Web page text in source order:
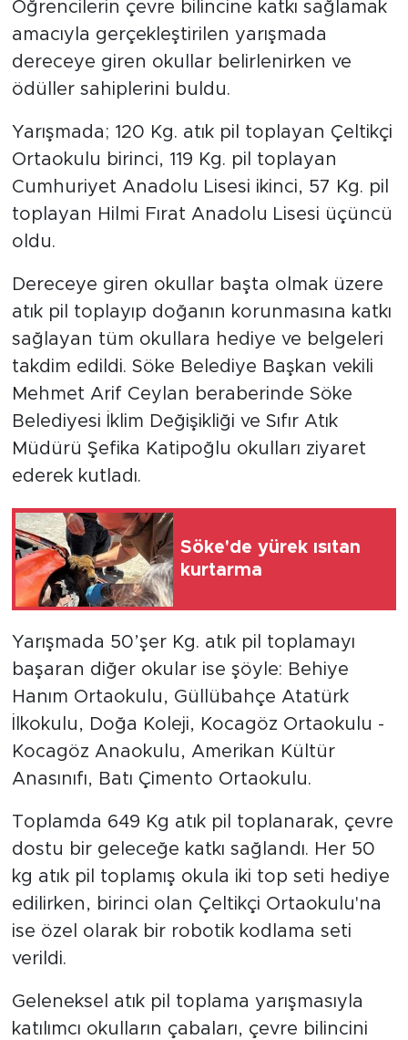
Öğrencilerin çevre bilincine katkı sağlamak
amacıyla gerçekleştirilen yarışmada
dereceye giren okullar belirlenirken ve
ödüller sahiplerini buldu.
Yarışmada; 120 Kg. atık pil toplayan Çeltikçi
Ortaokulu birinci, 119 Kg. pil toplayan
Cumhuriyet Anadolu Lisesi ikinci, 57 Kg. pil
toplayan Hilmi Fırat Anadolu Lisesi üçüncü
oldu.
Dereceye giren okullar başta olmak üzere
atık pil toplayıp doğanın korunmasına katkı
sağlayan tüm okullara hediye ve belgeleri
takdim edildi. Söke Belediye Başkan vekili
Mehmet Arif Ceylan beraberinde Söke
Belediyesi İklim Değişikliği ve Sıfır Atık
Müdürü Şefika Katipoğlu okulları ziyaret
ederek kutladı.
Söke'de yürek ısıtan
kurtarma
Yarışmada 50’şer Kg. atık pil toplamayı
başaran diğer okular ise şöyle: Behiye
Hanım Ortaokulu, Güllübahçe Atatürk
İlkokulu, Doğa Koleji, Kocagöz Ortaokulu -
Kocagöz Anaokulu, Amerikan Kültür
Anasınıfı, Batı Çimento Ortaokulu.
Toplamda 649 Kg atık pil toplanarak, çevre
dostu bir geleceğe katkı sağlandı. Her 50
kg atık pil toplamış okula iki top seti hediye
edilirken, birinci olan Çeltikçi Ortaokulu'na
ise özel olarak bir robotik kodlama seti
verildi.
Geleneksel atık pil toplama yarışmasıyla
katılımcı okulların çabaları, çevre bilincini